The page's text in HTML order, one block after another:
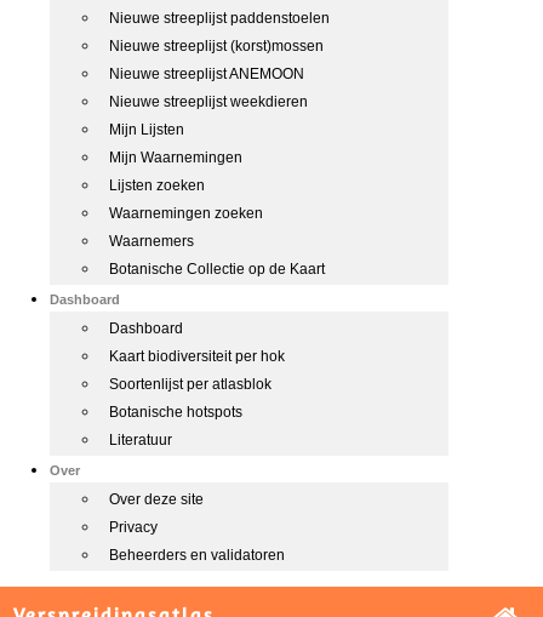
Nieuwe streeplijst paddenstoelen
Nieuwe streeplijst (korst)mossen
Nieuwe streeplijst ANEMOON
Nieuwe streeplijst weekdieren
Mijn Lijsten
Mijn Waarnemingen
Lijsten zoeken
Waarnemingen zoeken
Waarnemers
Botanische Collectie op de Kaart
Dashboard
Dashboard
Kaart biodiversiteit per hok
Soortenlijst per atlasblok
Botanische hotspots
Literatuur
Over
Over deze site
Privacy
Beheerders en validatoren